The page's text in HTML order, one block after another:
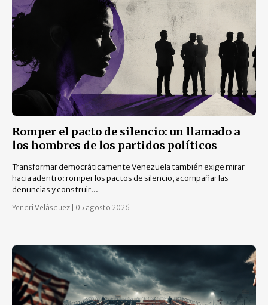
Romper el pacto de silencio: un llamado a
los hombres de los partidos políticos
Transformar democráticamente Venezuela también exige mirar
hacia adentro: romper los pactos de silencio, acompañar las
denuncias y construir...
Yendri Velásquez 05 agosto 2026